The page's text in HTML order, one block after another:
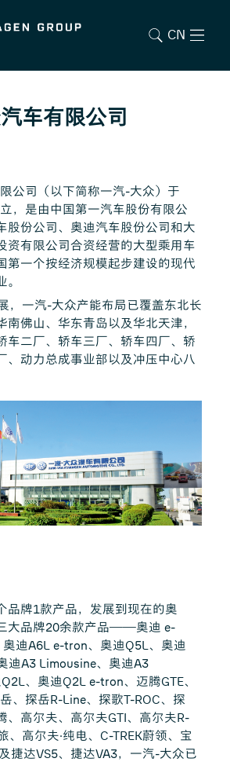
CN
车有限公司
公司（以下简称一汽-大众）于
，是由中国第一汽车股份有限公
股份公司、奥迪汽车股份公司和大
资有限公司合资经营的大型乘用车
第一个按经济规模起步建设的现代
，一汽-大众产能布局已覆盖东北长
南佛山、华东青岛以及华北天津，
车二厂、轿车三厂、轿车四厂、轿
、动力总成事业部以及冲压中心八
品牌1款产品，发展到现在的奥
大品牌20余款产品——奥迪 e-
迪A6L e-tron、奥迪Q5L、奥迪
迪A3 Limousine、奥迪A3
、奥迪Q2L e-tron、迈腾GTE、
、探岳R-Line、探歌T-ROC、探
、高尔夫、高尔夫GTI、高尔夫R-
、高尔夫·纯电、C-TREK蔚领、宝
捷达VS5、捷达VA3，一汽-大众已